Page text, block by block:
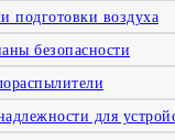
подготовки воздуха
безопасности
для